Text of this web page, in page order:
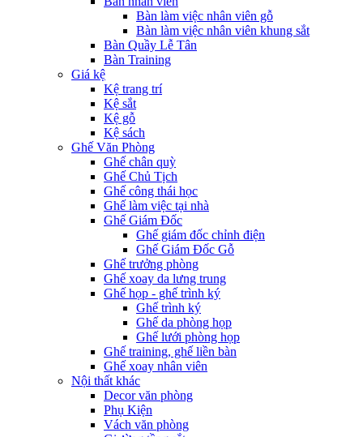
Bàn làm việc nhân viên gỗ
Bàn làm việc nhân viên khung sắt
Bàn Quầy Lễ Tân
Bàn Training
Giá kệ
Kệ trang trí
Kệ sắt
Kệ gỗ
Kệ sách
Ghế Văn Phòng
Ghế chân quỳ
Ghế Chủ Tịch
Ghế công thái học
Ghế làm việc tại nhà
Ghế Giám Đốc
Ghế giám đốc chỉnh điện
Ghế Giám Đốc Gỗ
Ghế trưởng phòng
Ghế xoay da lưng trung
Ghế họp - ghế trình ký
Ghế trình ký
Ghế da phòng họp
Ghế lưới phòng họp
Ghế training, ghế liền bàn
Ghế xoay nhân viên
Nội thất khác
Decor văn phòng
Phụ Kiện
Vách văn phòng